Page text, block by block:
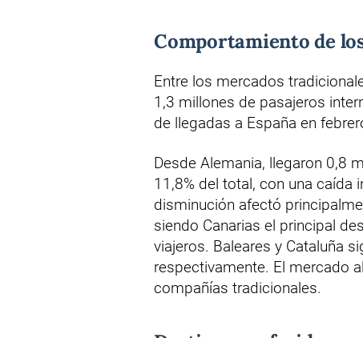
Comportamiento de
Entre los mercados
1,3 millones de pasajeros
de llegadas a España en
Desde Alemania, llegaron 0,8
11,8% del total, con una caída
disminución afectó
siendo Canarias el principal
viajeros. Baleares y Cataluña
respectivamente. El mercado
compañías tradicionales.